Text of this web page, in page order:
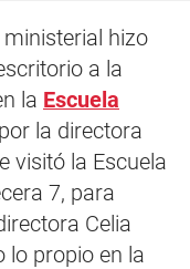
hizo
a la
la Escuela
la directora
visitó la Escuela
7, para
Celia
lo propio en la